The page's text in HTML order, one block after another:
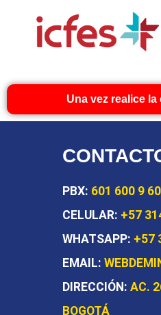
Una vez realice
PBX: 601 600 9
CELULAR: +57
WHATSAPP: +57
EMAIL:
DIRECCIÓN: AC.
BOGOTÁ